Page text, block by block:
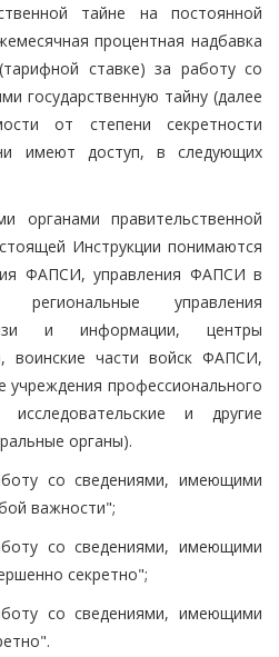
тайне на постоянной
процентная надбавка
ставке) за работу со
государственную тайну (далее
от степени секретности
имеют доступ, в следующих
правительственной
Инструкции понимаются
ФАПСИ, управления ФАПСИ в
региональные управления
и информации, центры
воинские части войск ФАПСИ,
учреждения профессионального
и другие
органы).
со сведениями, имеющими
важности";
со сведениями, имеющими
секретно";
со сведениями, имеющими